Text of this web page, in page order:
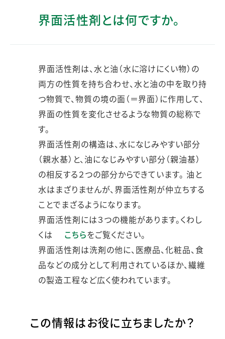
界面活性剤とは何ですか。
界面活性剤は、水と油（水に溶けにくい物）の
両方の性質を持ち合わせ、水と油の中を取り持
つ物質で、物質の境の面（＝界面）に作用して、
界面の性質を変化させるような物質の総称で
す。
界面活性剤の構造は、水になじみやすい部分
（親水基）と、油になじみやすい部分（親油基）
の相反する２つの部分からできています。 油と
水はまざりませんが、界面活性剤が仲立ちする
ことでまざるようになります。
界面活性剤には３つの機能があります。くわし
くは
こちらをご覧ください。
界面活性剤は洗剤の他に、医療品、化粧品、食
品などの成分として利用されているほか、繊維
の製造工程など広く使われています。
この情報はお役に立ちましたか？